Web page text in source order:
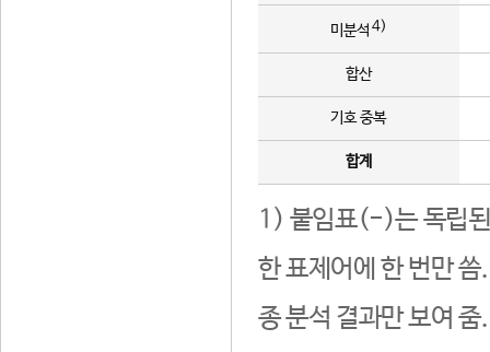
미분석 4)
합산
기호 중복
합계
1) 붙임표(-)는 독립된
한 표제어에 한 번만
종 분석 결과만 보여